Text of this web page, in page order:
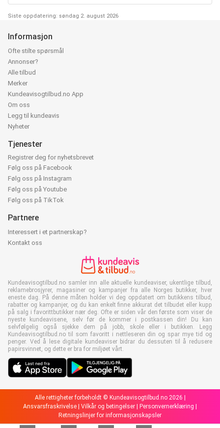
Siste oppdatering: søndag 2. august 2026
Informasjon
Ofte stilte spørsmål
Annonser?
Alle tilbud
Merker
Kundeavisogtilbud.no App
Om oss
Legg til kundeavis
Nyheter
Tjenester
Registrer deg for nyhetsbrevet
Følg oss på Facebook
Følg oss på Instagram
Følg oss på Youtube
Følg oss på TikTok
Partnere
Interessert i et partnerskap?
Kontakt oss
Kundeavisogtilbud.no samler inn alle aktuelle kundeaviser, ukentlige tilbud,
reklamebrosjyrer, magasiner og kampanjer fra alle Norges butikker, hver
eneste dag. På denne måten holder vi deg oppdatert om butikkens tilbud,
rabatter og kampanjer, og du kan enkelt finne akkurat det tilbudet eller kupp
på salg i favorittbutikker nær deg. Ofte er siden vår den første som viser de
nyeste kundeavisene, selv før de kommer i postkassen din! Du kan
selvfølgelig også sjekke dem på jobb, skole eller i butikken. Legg
Kundeavisogtilbud.no til som favoritt i nettleseren din og spar mye tid og
penger. Ved å lese digitale kundeaviser bidrar du dessuten til å redusere
papirsvinnet, og dette er bra for miljøet vårt.
Alle rettigheter forbeholdt © Kundeavisogtilbud.no 2026 |
Ansvarsfraskrivelse
Vilkår og betingelser Personvernerklæring
Retningslinjer for informasjonskapsler